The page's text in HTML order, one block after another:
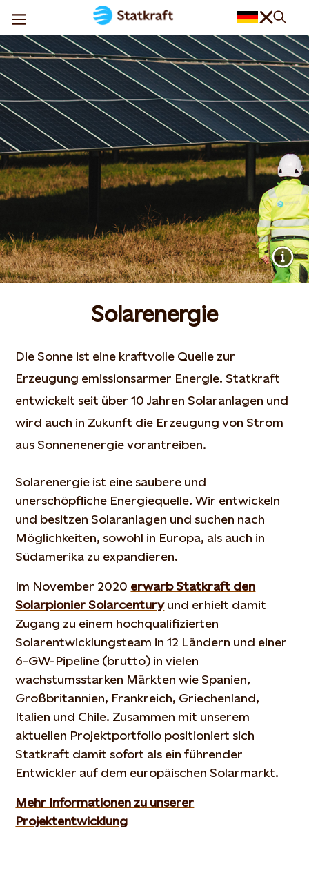
Solarenergie
Die Sonne ist eine kraftvolle Quelle zur
Erzeugung emissionsarmer Energie. Statkraft
entwickelt seit über 10 Jahren Solaranlagen und
wird auch in Zukunft die Erzeugung von Strom
aus Sonnenenergie vorantreiben.
Solarenergie ist eine saubere und
unerschöpfliche Energiequelle. Wir entwickeln
und besitzen Solaranlagen und suchen nach
Möglichkeiten, sowohl in Europa, als auch in
Südamerika zu expandieren.
Im November 2020 erwarb Statkraft den
Solarpionier Solarcenturyund erhielt damit
Zugang zu einem hochqualifizierten
Solarentwicklungsteam in 12 Ländern und einer
6-GW-Pipeline (brutto) in vielen
wachstumsstarken Märkten wie Spanien,
Großbritannien, Frankreich, Griechenland,
Italien und Chile. Zusammen mit unserem
aktuellen Projektportfolio positioniert sich
Statkraft damit sofort als ein führender
Entwickler auf dem europäischen Solarmarkt.
Mehr Informationen zu unserer
Projektentwicklung